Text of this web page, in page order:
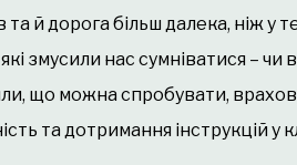
та й дорога більш далека, ніж у
змусили нас сумніватися – чи
що можна спробувати,
та дотримання інструкцій у